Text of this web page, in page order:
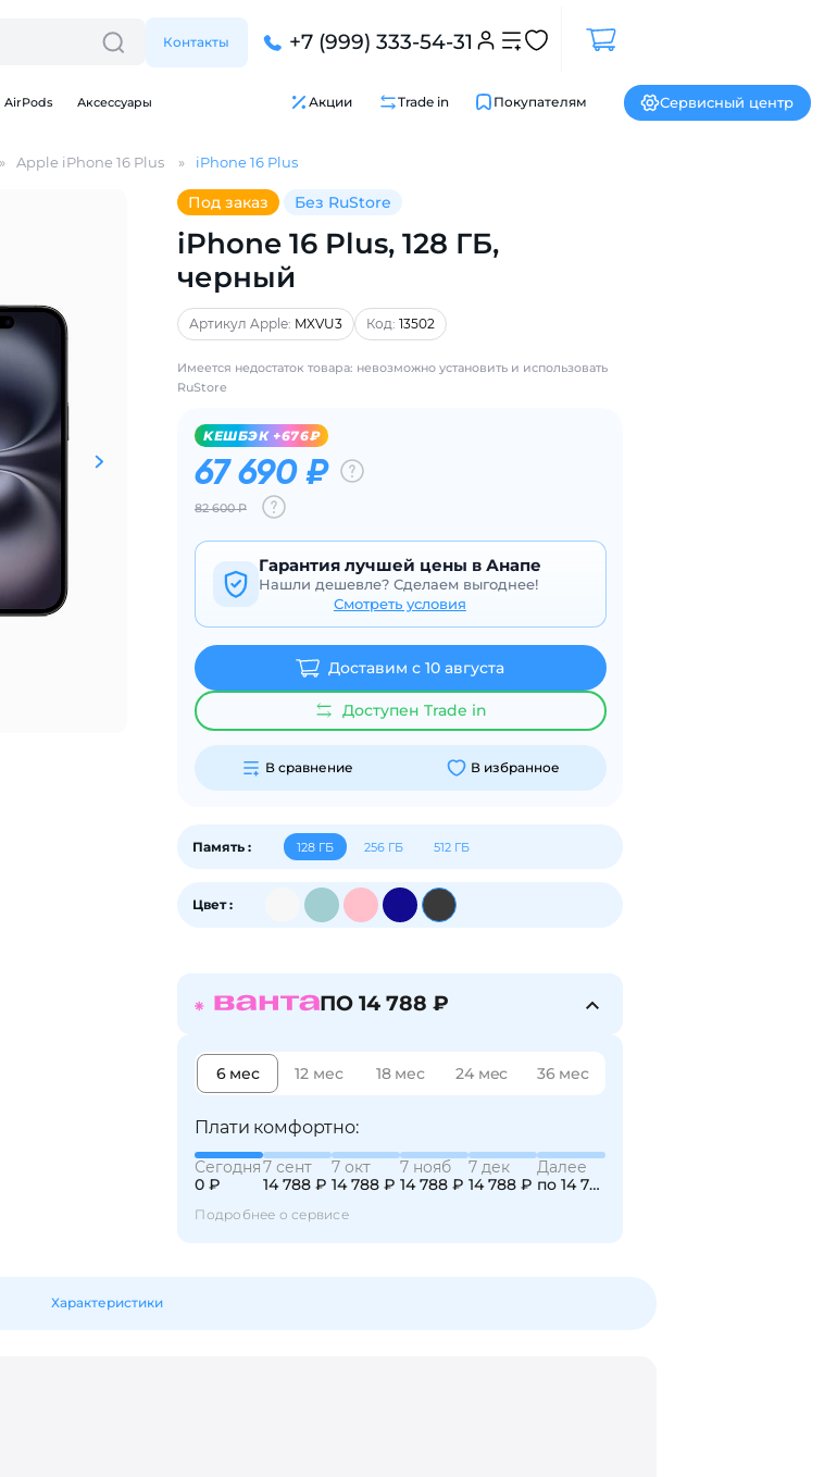
Контакты +7 (999) 333-54-31
AirPods Аксессуары Акции Trade in Покупателям Сервисный центр
Apple iPhone 16 Plus iPhone 16 Plus
Под заказ Без RuStore
iPhone 16 Plus, 128 ГБ,
черный
Артикул Apple: MXVU3 Код:13502
Имеется недостаток товара: невозможно установить и использовать
RuStore
KЕШБЭК +676₽
67 690 ₽
82 600 Р
Гарантия лучшей цены в Анапе
Нашли дешевле? Сделаем выгоднее!
Смотреть условия
Доставим с 10 августа
Доступен Trade in
В сравнение В избранное
Память : 128 ГБ 256 ГБ 512 ГБ
Цвет :
ПО 14 788 ₽
6 мес 12 мес 18 мес 24 мес 36 мес
Плати комфортно:
Сегодня
0 ₽
7 сент
14 788 ₽
7 окт
14 788 ₽
7 нояб
14 788 ₽
7 дек
14 788 ₽
Далее
по 14 788 ₽
Подробнее о сервисе
Характеристики
оплату
переплат
каждые 2 недели